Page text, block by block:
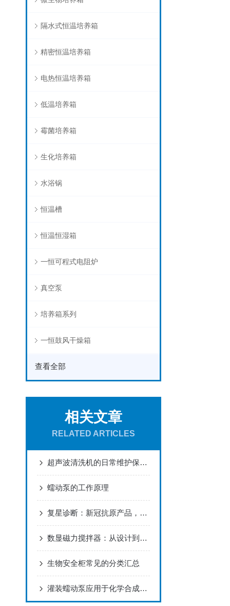
隔水式恒温培养箱
精密恒温培养箱
电热恒温培养箱
低温培养箱
霉菌培养箱
生化培养箱
水浴锅
恒温槽
恒温恒湿箱
一恒可程式电阻炉
真空泵
培养箱系列
一恒鼓风干燥箱
查看全部
相关文章
RELATED ARTICLES
超声波清洗机的日常维护保养，你get到了吗？
蠕动泵的工作原理
复星诊断：新冠抗原产品，抗原检测试剂盒（胶体金法）
数显磁力搅拌器：从设计到应用的全面解析
生物安全柜常见的分类汇总
灌装蠕动泵应用于化学合成滴加的原理分析